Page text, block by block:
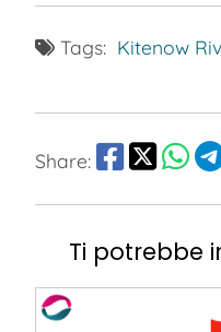
Tags: Kitenow
Share:
Ti potrebbe